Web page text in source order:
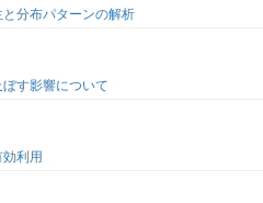
分布パターンの解析
す影響について
利用